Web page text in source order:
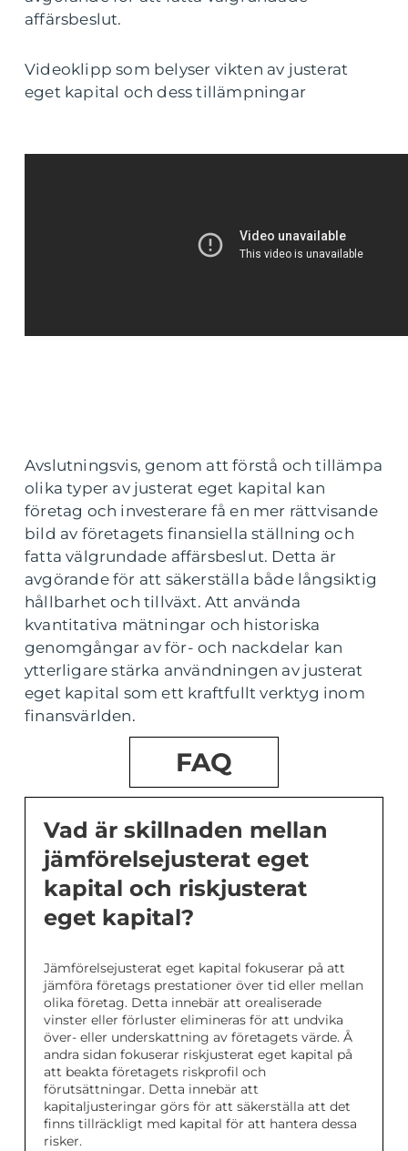
affärsbeslut.
Videoklipp som belyser vikten av justerat
eget kapital och dess tillämpningar
Avslutningsvis, genom att förstå och tillämpa
olika typer av justerat eget kapital kan
företag och investerare få en mer rättvisande
bild av företagets finansiella ställning och
fatta välgrundade affärsbeslut. Detta är
avgörande för att säkerställa både långsiktig
hållbarhet och tillväxt. Att använda
kvantitativa mätningar och historiska
genomgångar av för- och nackdelar kan
ytterligare stärka användningen av justerat
eget kapital som ett kraftfullt verktyg inom
finansvärlden.
FAQ
Vad är skillnaden mellan
jämförelsejusterat eget
kapital och riskjusterat
eget kapital?
Jämförelsejusterat eget kapital fokuserar på att
jämföra företags prestationer över tid eller mellan
olika företag. Detta innebär att orealiserade
vinster eller förluster elimineras för att undvika
över- eller underskattning av företagets värde. Å
andra sidan fokuserar riskjusterat eget kapital på
att beakta företagets riskprofil och
förutsättningar. Detta innebär att
kapitaljusteringar görs för att säkerställa att det
finns tillräckligt med kapital för att hantera dessa
risker.